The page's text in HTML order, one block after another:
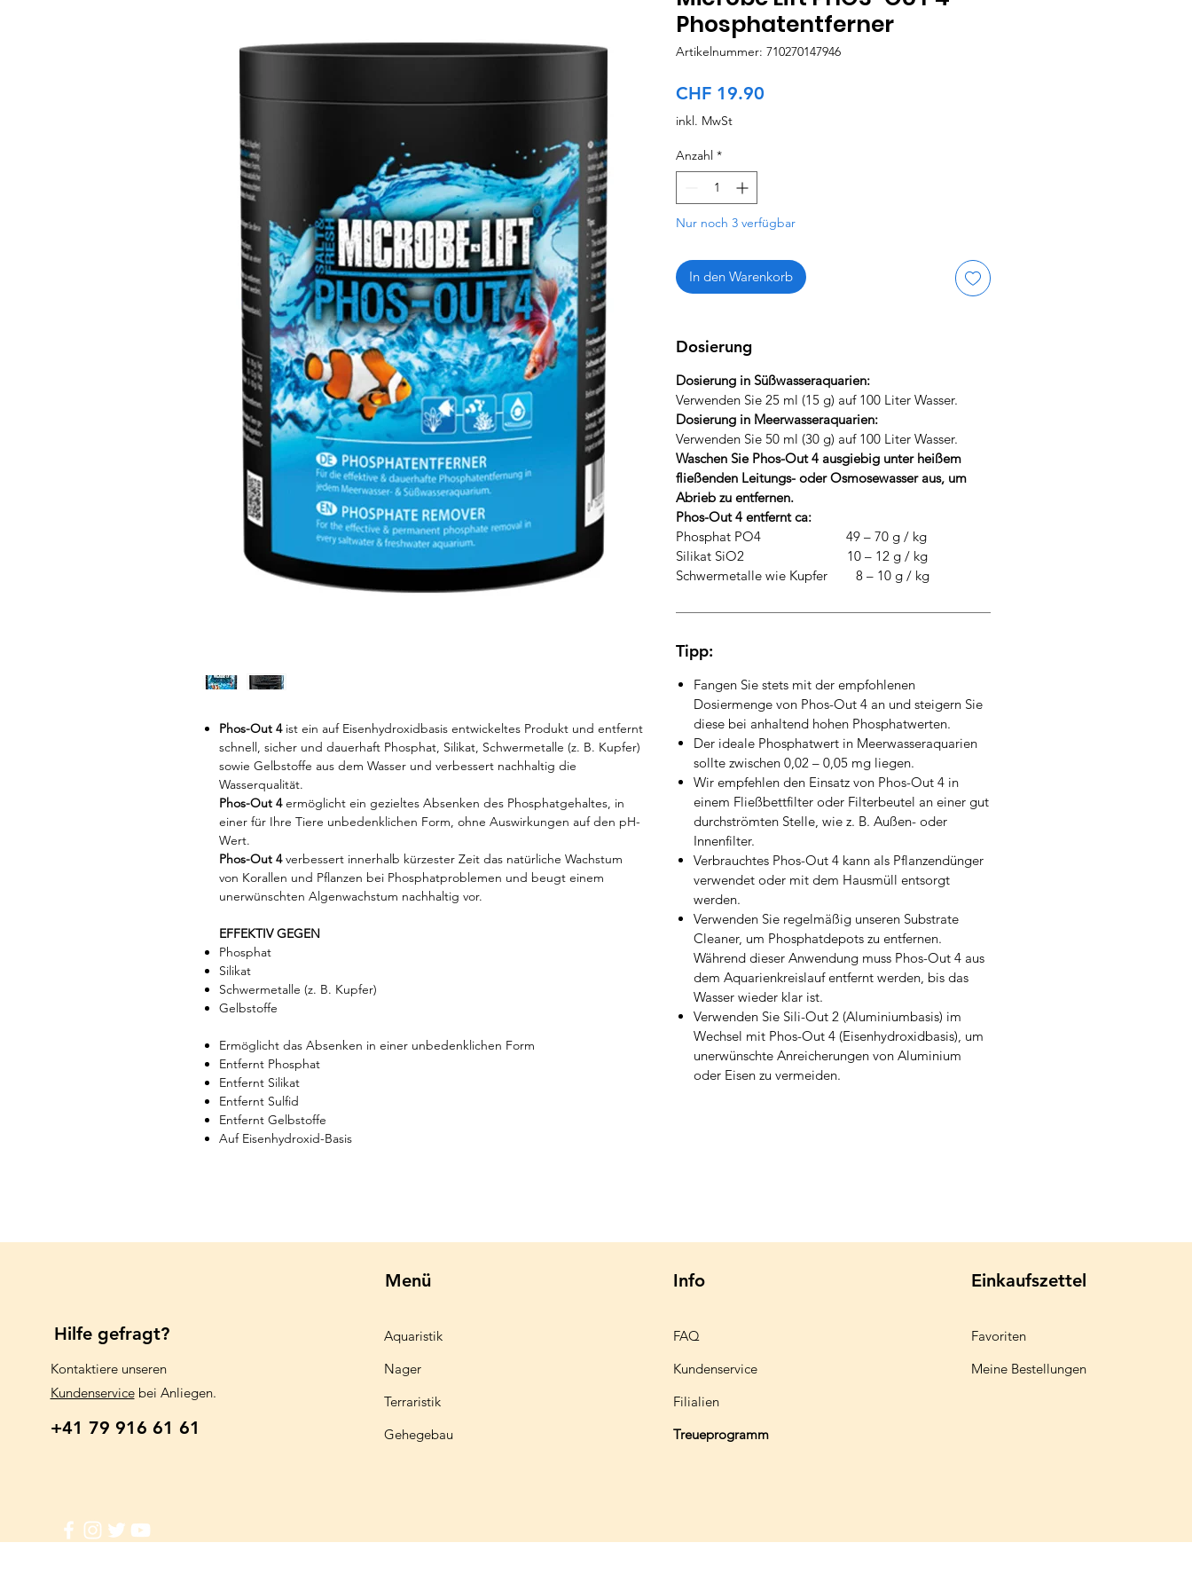
Phos-Out 4ist ein auf Eisenhydroxidbasis entwickeltes Produkt und entfernt
schnell, sicher und dauerhaft Phosphat, Silikat, Schwermetalle (z. B. Kupfer)
sowie Gelbstoffe aus dem Wasser und verbessert nachhaltig die
Wasserqualität.
Phos-Out 4ermöglicht ein gezieltes Absenken des Phosphatgehaltes, in
einer für Ihre Tiere unbedenklichen Form, ohne Auswirkungen auf den pH-
Wert.
Phos-Out 4verbessert innerhalb kürzester Zeit das natürliche Wachstum
von Korallen und Pflanzen bei Phosphatproblemen und beugt einem
unerwünschten Algenwachstum nachhaltig vor.
EFFEKTIV GEGEN
Phosphat
Silikat
Schwermetalle (z. B. Kupfer)
Gelbstoffe
Ermöglicht das Absenken in einer unbedenklichen Form
Entfernt Phosphat
Entfernt Silikat
Entfernt Sulfid
Entfernt Gelbstoffe
Auf Eisenhydroxid-Basis
Phosphatentferner
Artikelnummer: 710270147946
CHF 19.90
inkl. MwSt
Anzahl *
Nur noch 3 verfügbar
In den Warenkorb
Dosierung
Dosierung in Süßwasseraquarien:
Verwenden Sie 25 ml (15 g) auf 100 Liter Wasser.
Dosierung in Meerwasseraquarien:
Verwenden Sie 50 ml (30 g) auf 100 Liter Wasser.
Waschen Sie Phos-Out 4 ausgiebig unter heißem
fließenden Leitungs- oder Osmosewasser aus, um
Abrieb zu entfernen.
Phos-Out 4 entfernt ca:
Phosphat PO4 49 – 70 g / kg
Silikat SiO2 10 – 12 g / kg
Schwermetalle wie Kupfer 8 – 10 g / kg
Tipp:
Fangen Sie stets mit der empfohlenen
Dosiermenge von Phos-Out 4 an und steigern Sie
diese bei anhaltend hohen Phosphatwerten.
Der ideale Phosphatwert in Meerwasseraquarien
sollte zwischen 0,02 – 0,05 mg liegen.
Wir empfehlen den Einsatz von Phos-Out 4 in
einem Fließbettfilter oder Filterbeutel an einer gut
durchströmten Stelle, wie z. B. Außen- oder
Innenfilter.
Verbrauchtes Phos-Out 4 kann als Pflanzendünger
verwendet oder mit dem Hausmüll entsorgt
werden.
Verwenden Sie regelmäßig unseren Substrate
Cleaner, um Phosphatdepots zu entfernen.
Während dieser Anwendung muss Phos-Out 4 aus
dem Aquarienkreislauf entfernt werden, bis das
Wasser wieder klar ist.
Verwenden Sie Sili-Out 2 (Aluminiumbasis) im
Wechsel mit Phos-Out 4 (Eisenhydroxidbasis), um
unerwünschte Anreicherungen von Aluminium
oder Eisen zu vermeiden.
Hilfe gefragt?
Kontaktiere unseren
Kundenservicebei Anliegen.
+41 79 916 61 61
Menü
Aquaristik
Nager
Terraristik
Gehegebau
Info
FAQ
Kundenservice
Filialien
Treueprogramm
Einkaufszettel
Favoriten
Meine Bestellungen